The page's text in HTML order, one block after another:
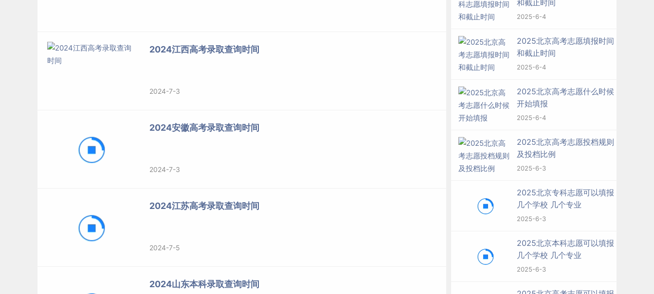
2024江西高考录取查询时间
2024-7-3
2024安徽高考录取查询时间
2024-7-3
2024江苏高考录取查询时间
2024-7-5
2024山东本科录取查询时间
和截止时间
2025-6-4
2025北京高考志愿填报时间
和截止时间
2025-6-4
2025北京高考志愿什么时候
开始填报
2025-6-4
2025北京高考志愿投档规则
及投档比例
2025-6-3
2025北京专科志愿可以填报
几个学校 几个专业
2025-6-3
2025北京本科志愿可以填报
几个学校 几个专业
2025-6-3